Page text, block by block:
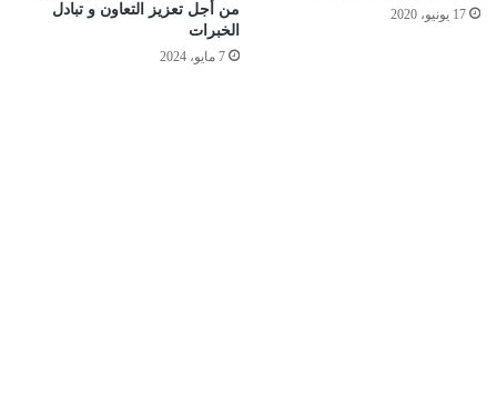
17 يونيو، 2020
من أجل تعزيز التعاون و تبادل
الخبرات
7 مايو، 2024